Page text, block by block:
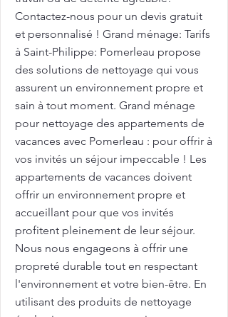
Contactez-nous pour un devis gratuit
et personnalisé ! Grand ménage: Tarifs
à Saint-Philippe: Pomerleau propose
des solutions de nettoyage qui vous
assurent un environnement propre et
sain à tout moment. Grand ménage
pour nettoyage des appartements de
vacances avec Pomerleau : pour offrir à
vos invités un séjour impeccable ! Les
appartements de vacances doivent
offrir un environnement propre et
accueillant pour que vos invités
profitent pleinement de leur séjour.
Nous nous engageons à offrir une
propreté durable tout en respectant
l'environnement et votre bien-être. En
utilisant des produits de nettoyage